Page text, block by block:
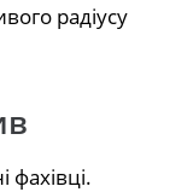
радіусу
фахівці.